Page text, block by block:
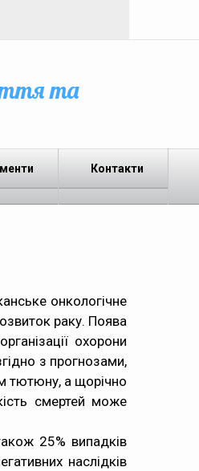
та
Контакти
онкологічне
раку. Поява
охорони
з прогнозами,
тютюну, а щорічно
смертей може
25% випадків
наслідків